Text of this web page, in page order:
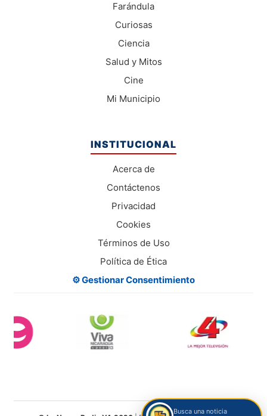
Busca una noticia
Farándula
Curiosas
Ciencia
Salud y Mitos
Cine
Mi Municipio
INSTITUCIONAL
Acerca de
Contáctenos
Privacidad
Cookies
Términos de Uso
Política de Ética
⚙️ Gestionar Consentimiento